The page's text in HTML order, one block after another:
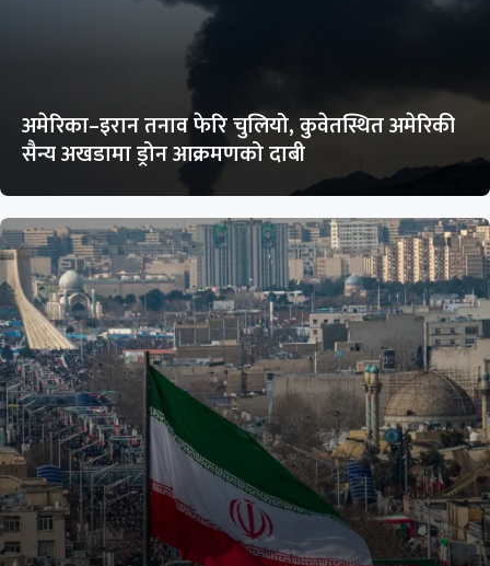
अमेरिका–इरान तनाव फेरि चुलियो, कुवेतस्थित अमेरिकी
सैन्य अखडामा ड्रोन आक्रमणको दाबी